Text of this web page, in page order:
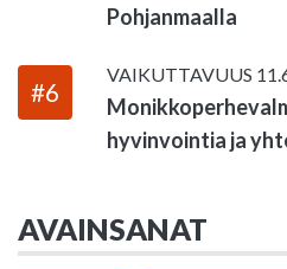
Pohjanmaalla
#6
VAIKUTTAVUUS
hyvinvointia ja
AVAINSANAT